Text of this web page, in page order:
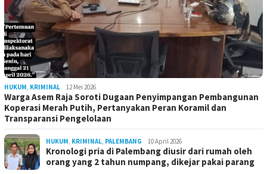
HUKUM, KRIMINAL 12 Mei 2026
Warga Asem Raja Soroti Dugaan Penyimpangan Pembangunan
Koperasi Merah Putih, Pertanyakan Peran Koramil dan
Transparansi Pengelolaan
HUKUM, KRIMINAL, PALEMBANG 10 April 2026
Kronologi pria di Palembang diusir dari rumah oleh
orang yang 2 tahun numpang, dikejar pakai parang